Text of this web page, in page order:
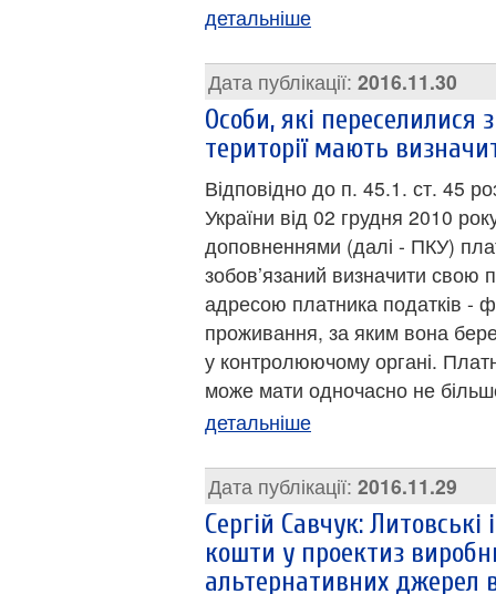
детальніше
Дата публікації: 2016.11.30
Особи, які переселилися
території мають
Відповідно до п. 45.1. ст. 45
України від 02 грудня 2010
доповненнями (далі - ПКУ)
зобов’язаний визначити
адресою платника податків -
проживання, за яким вона
у контролюючому органі.
може мати одночасно не
детальніше
Дата публікації: 2016.11.29
Сергій Савчук:
кошти у проектиз
альтернативних джерел